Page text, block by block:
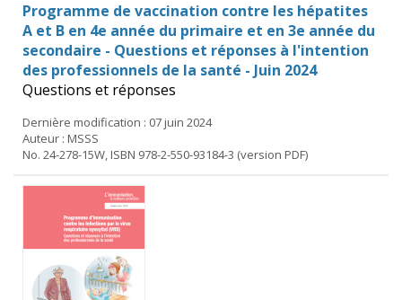
Programme de vaccination contre les hépatites
A et B en 4e année du primaire et en 3e année du
secondaire - Questions et réponses à l'intention
des professionnels de la santé - Juin 2024
Questions et réponses
Dernière modification : 07 juin 2024
Auteur : MSSS
No. 24-278-15W, ISBN 978-2-550-93184-3 (version PDF)